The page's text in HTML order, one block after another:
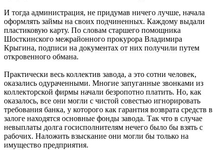
И тогда администрация, не придумав ничего лучше, начала
оформлять займы на своих подчиненных. Каждому выдали
пластиковую карту. По словам старшего помощника
Шосткинского межрайонного прокурора Владимира
Крыгина, подписи на документах от них получили путем
откровенного обмана.
Практически весь коллектив завода, а это сотни человек,
оказались одураченными. Многие запуганные звонками из
коллекторской фирмы начали безропотно платить. Но, как
оказалось, все они могли с чистой совестью игнорировать
требования банка, у которого как гарантия возврата средств в
залоге находятся основные фонды завода. Так что в случае
невыплаты долга госисполнителям нечего было бы взять с
рабочих. Наложить взыскание они могли бы только на
имущество предприятия.